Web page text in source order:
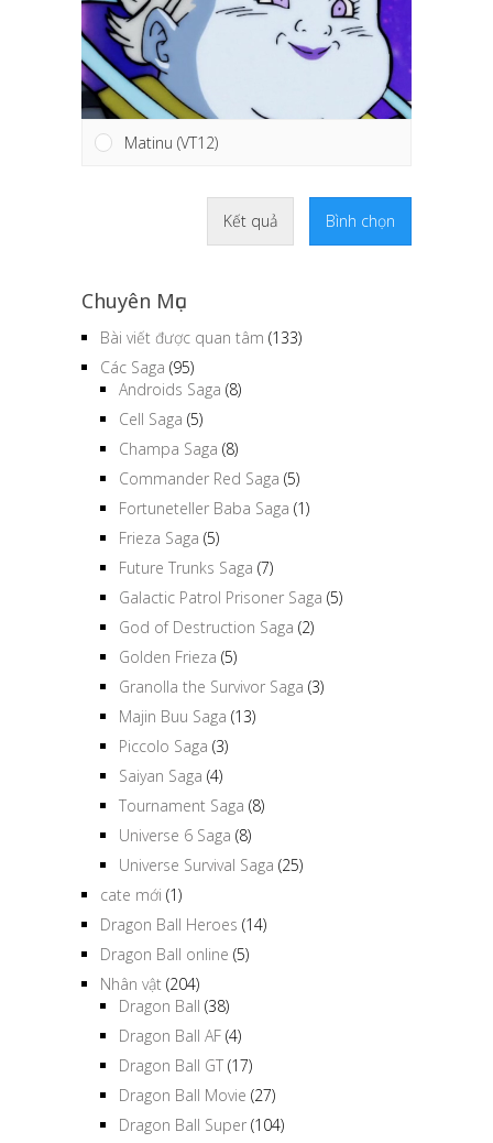
Matinu (VT12)
Kết quả Bình chọn
Chuyên Mục
Bài viết được quan tâm (133)
Các Saga (95)
Androids Saga (8)
Cell Saga (5)
Champa Saga (8)
Commander Red Saga (5)
Fortuneteller Baba Saga (1)
Frieza Saga (5)
Future Trunks Saga (7)
Galactic Patrol Prisoner Saga (5)
God of Destruction Saga (2)
Golden Frieza (5)
Granolla the Survivor Saga (3)
Majin Buu Saga (13)
Piccolo Saga (3)
Saiyan Saga (4)
Tournament Saga (8)
Universe 6 Saga (8)
Universe Survival Saga (25)
cate mới (1)
Dragon Ball Heroes (14)
Dragon Ball online (5)
Nhân vật (204)
Dragon Ball (38)
Dragon Ball AF (4)
Dragon Ball GT (17)
Dragon Ball Movie (27)
Dragon Ball Super (104)